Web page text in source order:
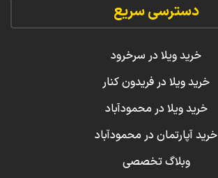
دسترسی سریع
خرید ویلا در سرخرود
خرید ویلا در فریدون کنار
خرید ویلا در محمودآباد
خرید آپارتمان در محمودآباد
وبلاگ تخصصی